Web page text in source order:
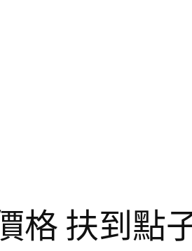
格 扶到點